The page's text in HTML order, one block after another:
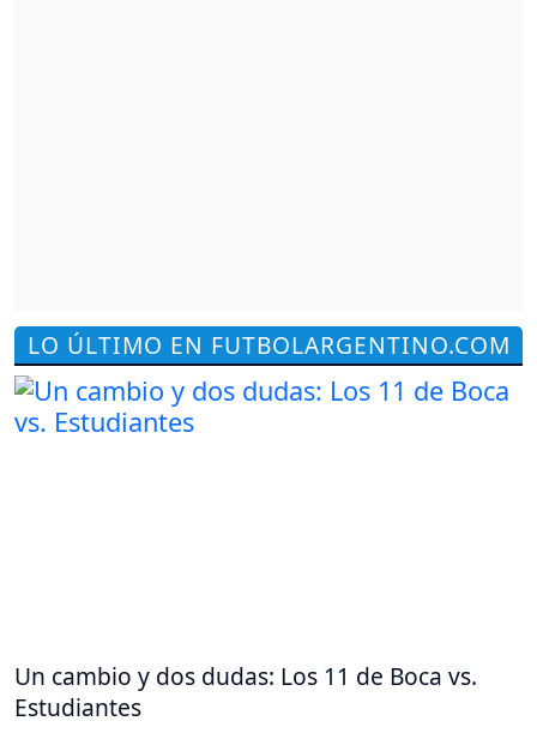
LO ÚLTIMO EN FUTBOLARGENTINO.COM
Un cambio y dos dudas: Los 11 de Boca vs.
Estudiantes